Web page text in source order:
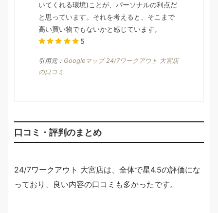
いてくれる環境)ことが、パーソナルの利点だ
と思っています。それを考えると、そこまで
高い買い物でもないかと感じています。
5
引用元： Googleマップ 24/7ワークアウト 大宮店
の口コミ
口コミ・評判のまとめ
24/7ワークアウト 大宮店は、全体で星4.5の評価にな
っており、良い内容の口コミも多かったです。